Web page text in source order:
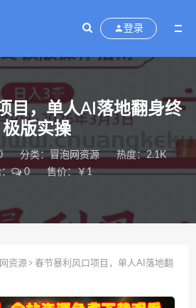
登录
目，单人AI落地翻身终
极版实操
分类：冒泡网资源
热度：2.1K
0 售价：￥1
资源
春节暴利风口项目，单人AI落地翻